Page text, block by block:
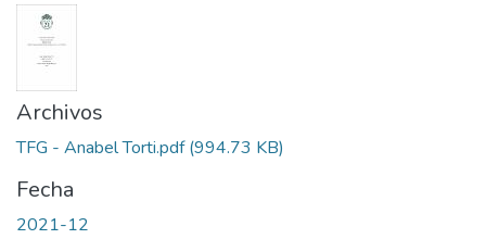
Archivos
TFG - Anabel Torti.pdf(994.73 KB)
Fecha
2021-12